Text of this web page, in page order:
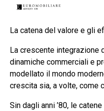
La catena del valore e gli
La crescente integrazione
dinamiche commerciali e
modellato il mondo
crescita sia, a volte, come
Sin dagli anni ’80, le